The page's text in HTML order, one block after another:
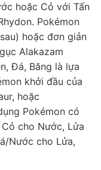
hoặc Cỏ với Tấn
Pokémon
hoặc đơn giản
Alakazam
Đá, Băng là lựa
khởi đầu của
hoặc
Pokémon có
cho Nước, Lửa
Nước cho Lửa,